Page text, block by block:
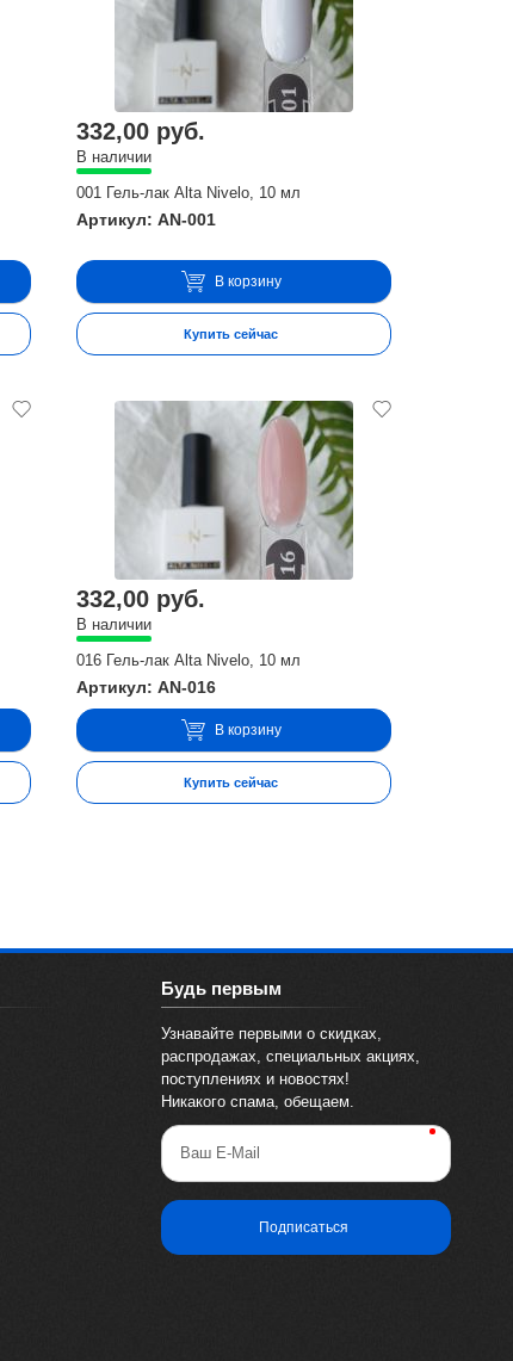
332,00 руб.
В наличии
001 Гель-лак Alta Nivelo, 10 мл
Артикул: AN-001
В корзину
Купить сейчас
332,00 руб.
В наличии
016 Гель-лак Alta Nivelo, 10 мл
Артикул: AN-016
В корзину
Купить сейчас
Будь первым
Узнавайте первыми о скидках,
распродажах, специальных акциях,
поступлениях и новостях!
Никакого спама, обещаем.
Ваш E-Mail
Подписаться